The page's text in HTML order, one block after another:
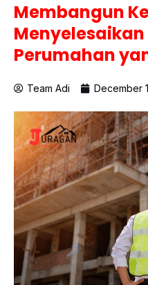
Membangun
Menyelesaikan
Perumahan
Team Adi December